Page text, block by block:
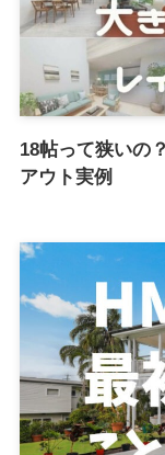
18帖って狭いの
アウト実例